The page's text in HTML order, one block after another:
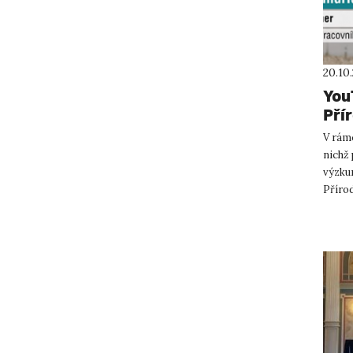
V
nichž